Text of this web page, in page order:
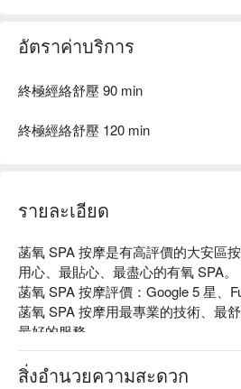
อัตราค่าบริการ
終極經絡舒壓 90 min
終極經絡舒壓 120 min
รายละเอียด
菡氧 SPA 按摩是有高評價的大安區
用心、最貼心、最盡心的有氧 SPA。
菡氧 SPA 按摩評價：Google 5 星、
菡氧 SPA 按摩用最專業的技術、最
最好的服務。
菡氧 SPA 按摩預約、菡氧 SPA 按摩
惠立刻查看⬇︎
สิ่งอำนวยความสะดวก